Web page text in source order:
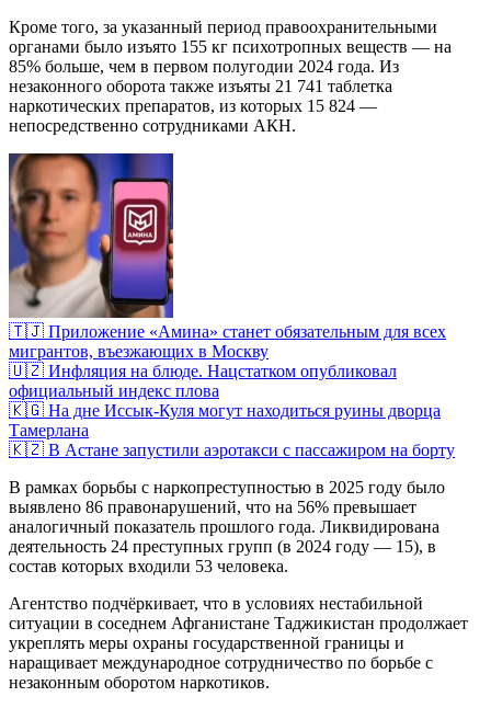
Кроме того, за указанный период правоохранительными
органами было изъято 155 кг психотропных веществ — на
85% больше, чем в первом полугодии 2024 года. Из
незаконного оборота также изъяты 21 741 таблетка
наркотических препаратов, из которых 15 824 —
непосредственно сотрудниками АКН.
🇹🇯 Приложение «Амина» станет обязательным для всех
мигрантов, въезжающих в Москву
🇺🇿 Инфляция на блюде. Нацстатком опубликовал
официальный индекс плова
🇰🇬 На дне Иссык-Куля могут находиться руины дворца
Тамерлана
🇰🇿 В Астане запустили аэротакси с пассажиром на борту
В рамках борьбы с наркопреступностью в 2025 году было
выявлено 86 правонарушений, что на 56% превышает
аналогичный показатель прошлого года. Ликвидирована
деятельность 24 преступных групп (в 2024 году — 15), в
состав которых входили 53 человека.
Агентство подчёркивает, что в условиях нестабильной
ситуации в соседнем Афганистане Таджикистан продолжает
укреплять меры охраны государственной границы и
наращивает международное сотрудничество по борьбе с
незаконным оборотом наркотиков.